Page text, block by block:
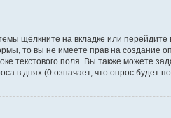
щёлкните на вкладке или
то вы не имеете прав на создание
текстового поля. Вы также можете
в днях (0 означает, что опрос будет